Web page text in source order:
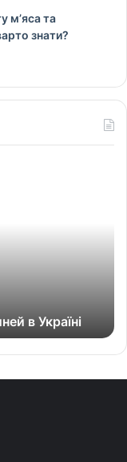
м’яса та
знати?
в Україні